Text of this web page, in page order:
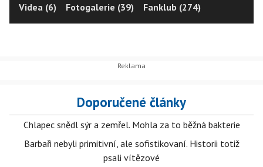
Videa (6) Fotogalerie (39) Fanklub (274)
Doporučené články
Chlapec snědl sýr a zemřel. Mohla za to běžná bakterie
Barbaři nebyli primitivní, ale sofistikovaní. Historii totiž
psali vítězové